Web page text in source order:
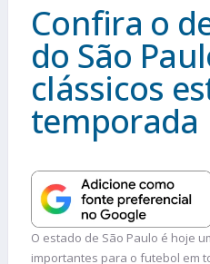
Confira o
do São
clássicos
temporada
O estado de São Paulo é hoje
importantes para o futebol em